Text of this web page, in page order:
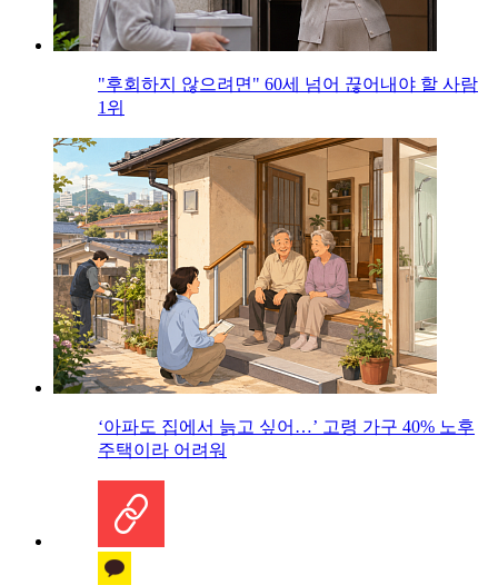
"후회하지 않으려면" 60세 넘어 끊어내야 할 사람
1위
‘아파도 집에서 늙고 싶어…’ 고령 가구 40% 노후
주택이라 어려워